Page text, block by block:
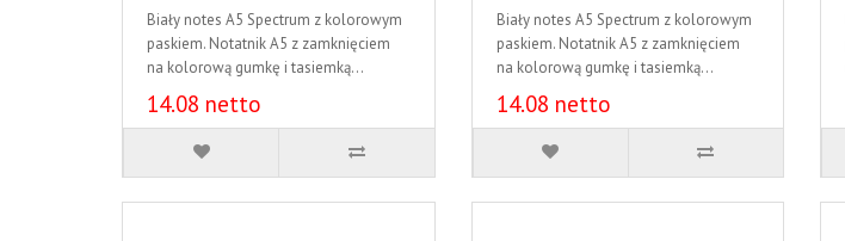
Biały notes A5 Spectrum z kolorowym
paskiem. Notatnik A5 z zamknięciem
na kolorową gumkę i tasiemką...
14.08 netto
Biały notes A5 Spectrum z kolorowym
paskiem. Notatnik A5 z zamknięciem
na kolorową gumkę i tasiemką...
14.08 netto